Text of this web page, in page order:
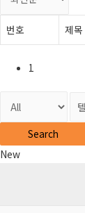
번호 제목
1
Search
New